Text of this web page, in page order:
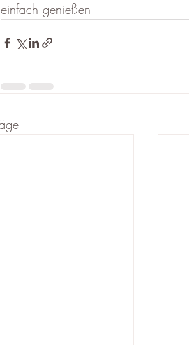
einfach genießen